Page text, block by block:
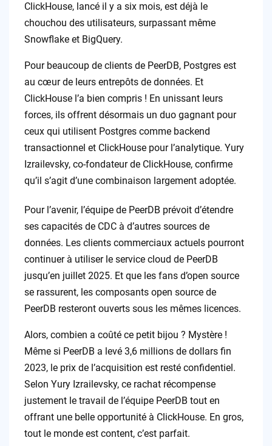
ClickHouse, lancé il y a six mois, est déjà le
chouchou des utilisateurs, surpassant même
Snowflake et BigQuery.
Pour beaucoup de clients de PeerDB, Postgres est
au cœur de leurs entrepôts de données. Et
ClickHouse l’a bien compris ! En unissant leurs
forces, ils offrent désormais un duo gagnant pour
ceux qui utilisent Postgres comme backend
transactionnel et ClickHouse pour l’analytique. Yury
Izrailevsky, co-fondateur de ClickHouse, confirme
qu’il s’agit d’une combinaison largement adoptée.
Pour l’avenir, l’équipe de PeerDB prévoit d’étendre
ses capacités de CDC à d’autres sources de
données. Les clients commerciaux actuels pourront
continuer à utiliser le service cloud de PeerDB
jusqu’en juillet 2025. Et que les fans d’open source
se rassurent, les composants open source de
PeerDB resteront ouverts sous les mêmes licences.
Alors, combien a coûté ce petit bijou ? Mystère !
Même si PeerDB a levé 3,6 millions de dollars fin
2023, le prix de l’acquisition est resté confidentiel.
Selon Yury Izrailevsky, ce rachat récompense
justement le travail de l’équipe PeerDB tout en
offrant une belle opportunité à ClickHouse. En gros,
tout le monde est content, c’est parfait.